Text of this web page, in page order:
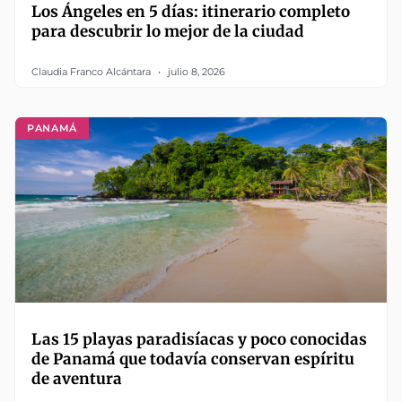
Los Ángeles en 5 días: itinerario completo
para descubrir lo mejor de la ciudad
Claudia Franco Alcántara julio 8, 2026
PANAMÁ
Las 15 playas paradisíacas y poco conocidas
de Panamá que todavía conservan espíritu
de aventura